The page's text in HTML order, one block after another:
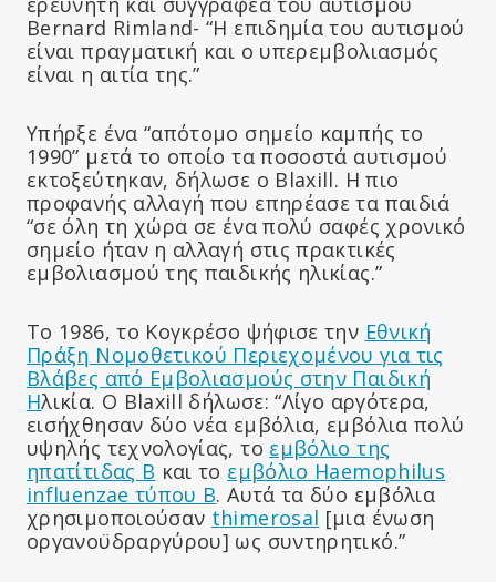
Bernard Rimland- “Η επιδημία του αυτισμού
είναι πραγματική και ο υπερεμβολιασμός
είναι η αιτία της.”
Υπήρξε ένα “απότομο σημείο καμπής το
1990” μετά το οποίο τα ποσοστά αυτισμού
εκτοξεύτηκαν, δήλωσε ο Blaxill. Η πιο
προφανής αλλαγή που επηρέασε τα παιδιά
“σε όλη τη χώρα σε ένα πολύ σαφές χρονικό
σημείο ήταν η αλλαγή στις πρακτικές
εμβολιασμού της παιδικής ηλικίας.”
Το 1986, το Κογκρέσο ψήφισε την Εθνική
Πράξη Νομοθετικού Περιεχομένου για τις
Βλάβες από Εμβολιασμούς στην Παιδική
Ηλικία. Ο Blaxill δήλωσε: “Λίγο αργότερα,
εισήχθησαν δύο νέα εμβόλια, εμβόλια πολύ
υψηλής τεχνολογίας, το εμβόλιο της
ηπατίτιδας Β και το εμβόλιο Haemophilus
influenzae τύπου Β. Αυτά τα δύο εμβόλια
χρησιμοποιούσαν thimerosal [μια ένωση
οργανοϋδραργύρου] ως συντηρητικό.”